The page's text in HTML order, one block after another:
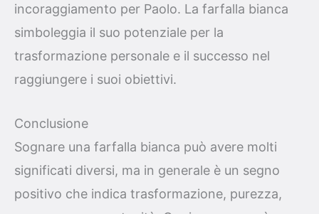
incoraggiamento per Paolo. La farfalla bianca
simboleggia il suo potenziale per la
trasformazione personale e il successo nel
raggiungere i suoi obiettivi.
Conclusione
Sognare una farfalla bianca può avere molti
significati diversi, ma in generale è un segno
positivo che indica trasformazione, purezza,